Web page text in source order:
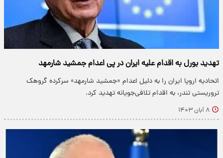
تهدید بورل به اقدام علیه ایران در پی اعدام جمشید شارمهد
اتحادیه اروپا ایران را به دلیل اعدام «جمشید شارمهد» سرکرده گروهک
تروریستی تندر،‌ به اقدام تلافی‌جویانه تهدید کرد.
۸ آبان ۱۴۰۳